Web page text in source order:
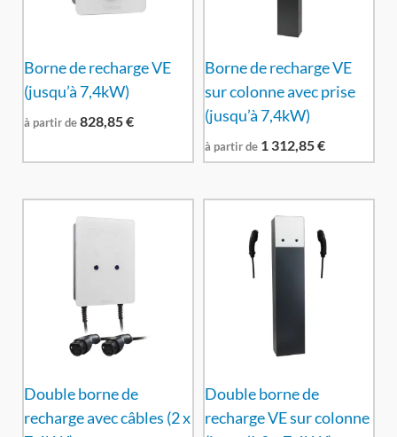
Borne de recharge VE
(jusqu’à 7,4kW)
à partir de828,85€
Borne de recharge VE
sur colonne avec prise
(jusqu’à 7,4kW)
à partir de 1 312,85€
Double borne de
recharge avec câbles (2 x
Double borne de
recharge VE sur colonne